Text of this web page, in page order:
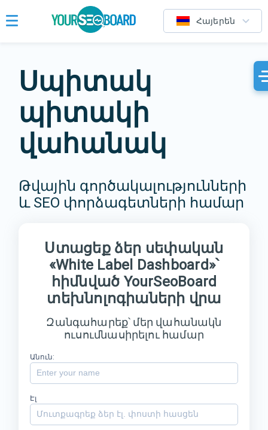
Հայերեն
Սպիտակ
պիտակի
վահանակ
Թվային գործակալությունների
և SEO փորձագետների համար
Ստացեք ձեր սեփական
«White Label Dashboard»՝
հիմնված YourSeoBoard
տեխնոլոգիաների վրա
Զանգահարեք՝ մեր վահանակն
ուսումնասիրելու համար
Անուն:
Էլ